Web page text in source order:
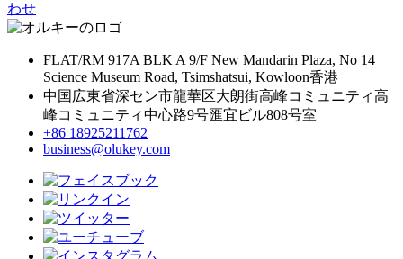
わせ
FLAT/RM 917A BLK A 9/F New Mandarin Plaza, No 14
Science Museum Road, Tsimshatsui, Kowloon香港
中国広東省深セン市龍華区大朗街高峰コミュニティ高
峰コミュニティ中心路9号匯宜ビル808号室
+86 18925211762
business@olukey.com